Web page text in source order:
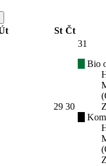
St Čt
29 30
31
Bio